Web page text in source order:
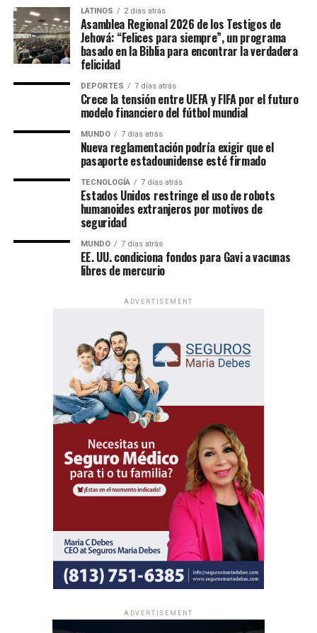
LATINOS 2 días atrás
Asamblea Regional 2026 de los Testigos de
Jehová: “Felices para siempre”, un programa
basado en la Biblia para encontrar la verdadera
felicidad
DEPORTES 7 días atrás
Crece la tensión entre UEFA y FIFA por el futuro
modelo financiero del fútbol mundial
MUNDO 7 días atrás
Nueva reglamentación podría exigir que el
pasaporte estadounidense esté firmado
TECNOLOGÍA 7 días atrás
Estados Unidos restringe el uso de robots
humanoides extranjeros por motivos de
seguridad
MUNDO 7 días atrás
EE. UU. condiciona fondos para Gavi a vacunas
libres de mercurio
ADVERTISEMENT
ADVERTISEMENT